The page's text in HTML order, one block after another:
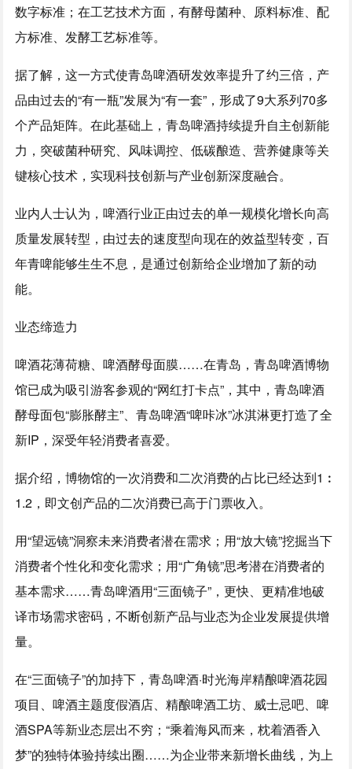
数字标准；在工艺技术方面，有酵母菌种、原料标准、配
方标准、发酵工艺标准等。
据了解，这一方式使青岛啤酒研发效率提升了约三倍，产
品由过去的“有一瓶”发展为“有一套”，形成了9大系列70多
个产品矩阵。在此基础上，青岛啤酒持续提升自主创新能
力，突破菌种研究、风味调控、低碳酿造、营养健康等关
键核心技术，实现科技创新与产业创新深度融合。
业内人士认为，啤酒行业正由过去的单一规模化增长向高
质量发展转型，由过去的速度型向现在的效益型转变，百
年青啤能够生生不息，是通过创新给企业增加了新的动
能。
业态缔造力
啤酒花薄荷糖、啤酒酵母面膜……在青岛，青岛啤酒博物
馆已成为吸引游客参观的“网红打卡点”，其中，青岛啤酒
酵母面包“膨胀酵主”、青岛啤酒“啤咔冰”冰淇淋更打造了全
新IP，深受年轻消费者喜爱。
据介绍，博物馆的一次消费和二次消费的占比已经达到1︰
1.2，即文创产品的二次消费已高于门票收入。
用“望远镜”洞察未来消费者潜在需求；用“放大镜”挖掘当下
消费者个性化和变化需求；用“广角镜”思考潜在消费者的
基本需求……青岛啤酒用“三面镜子”，更快、更精准地破
译市场需求密码，不断创新产品与业态为企业发展提供增
量。
在“三面镜子”的加持下，青岛啤酒·时光海岸精酿啤酒花园
项目、啤酒主题度假酒店、精酿啤酒工坊、威士忌吧、啤
酒SPA等新业态层出不穷；“乘着海风而来，枕着酒香入
梦”的独特体验持续出圈……为企业带来新增长曲线，为上